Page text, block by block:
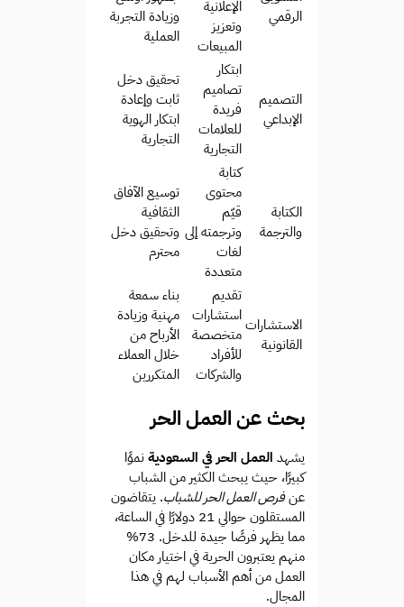
الرقمي
الإعلانية
وتعزيز
المبيعات
وزيادة التجربة
العملية
التصميم
الإبداعي
ابتكار
تصاميم
فريدة
للعلامات
التجارية
تحقيق دخل
ثابت وإعادة
ابتكار الهوية
التجارية
الكتابة
والترجمة
كتابة
محتوى
قيّم
وترجمته إلى
لغات
متعددة
توسيع الآفاق
الثقافية
وتحقيق دخل
محترم
الاستشارات
القانونية
تقديم
استشارات
متخصصة
للأفراد
والشركات
بناء سمعة
مهنية وزيادة
الأرباح من
خلال العملاء
المتكررين
بحث عن العمل الحر
يشهد العمل الحر في السعودية نموًا
كبيرًا، حيث يبحث الكثير من الشباب
عنفرص العمل الحر للشباب. يتقاضون
المستقلون حوالي 21 دولارًا في الساعة،
مما يظهر فرصًا جيدة للدخل. 73%
منهم يعتبرون الحرية في اختيار مكان
العمل من أهم الأسباب لهم في هذا
المجال.